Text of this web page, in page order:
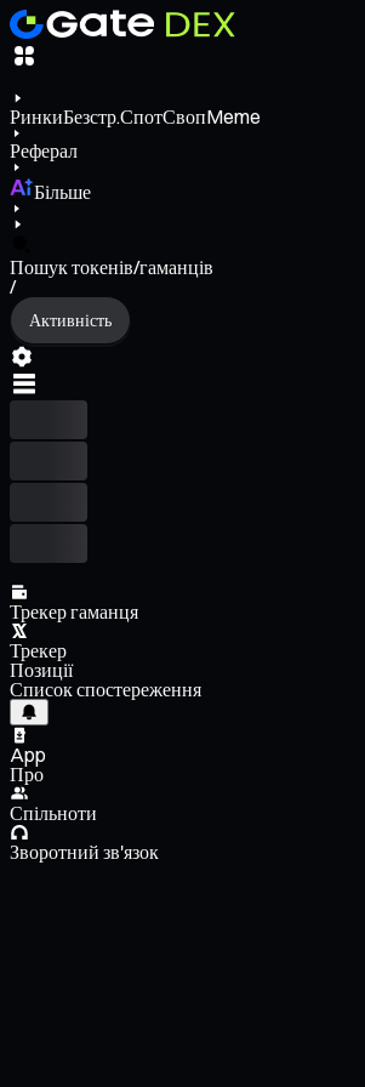
РинкиБезстр.СпотСвопMeme
Реферал
Більше
Пошук токенів/гаманців
/
Активність
Трекер гаманця
Трекер
Позиції
Список спостереження
App
Про
Спільноти
Зворотний зв'язок